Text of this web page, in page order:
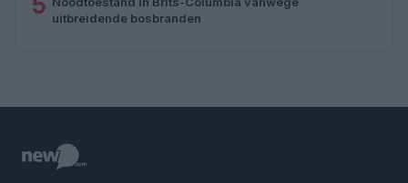
uitbreidende bosbranden